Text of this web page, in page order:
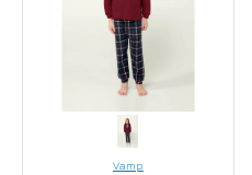
Vamp